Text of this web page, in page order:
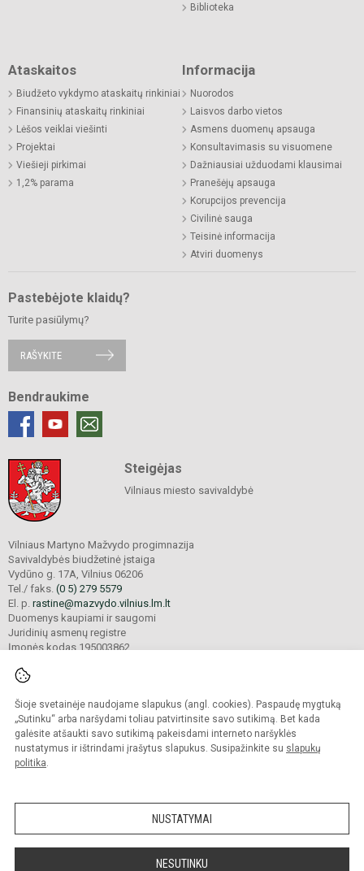
Šioje svetainėje naudojame slapukus (angl. cookies). Paspaudę mygtuką
„Sutinku“ arba naršydami toliau patvirtinsite savo sutikimą. Bet kada
galėsite atšaukti savo sutikimą pakeisdami interneto naršyklės
nustatymus ir ištrindami įrašytus slapukus. Susipažinkite su slapukų
politika.
NUSTATYMAI
NESUTINKU
Biblioteka
Ataskaitos
Biudžeto vykdymo ataskaitų rinkiniai
Finansinių ataskaitų rinkiniai
Lėšos veiklai viešinti
Projektai
Viešieji pirkimai
1,2% parama
Informacija
Nuorodos
Laisvos darbo vietos
Asmens duomenų apsauga
Konsultavimasis su visuomene
Dažniausiai užduodami klausimai
Pranešėjų apsauga
Korupcijos prevencija
Civilinė sauga
Teisinė informacija
Atviri duomenys
Pastebėjote klaidų?
Turite pasiūlymų?
RAŠYKITE
Bendraukime
Steigėjas
Vilniaus miesto savivaldybė
Vilniaus Martyno Mažvydo progimnazija
Savivaldybės biudžetinė įstaiga
Vydūno g. 17A, Vilnius 06206
Tel./ faks. (0 5) 279 5579
El. p. rastine@mazvydo.vilnius.lm.lt
Duomenys kaupiami ir saugomi
Juridinių asmenų registre
Įmonės kodas 195003862
© 2022. Vilniaus Martyno Mažvydo progimnazija. Visos teisės saugomos.
Kopijuoti turinį be raštiško įstaigos administracijos sutikimo griežtai draudžiama.
Prieinamumo paraiška Slapukų valdymas
Sumanus būdas atnaujinti